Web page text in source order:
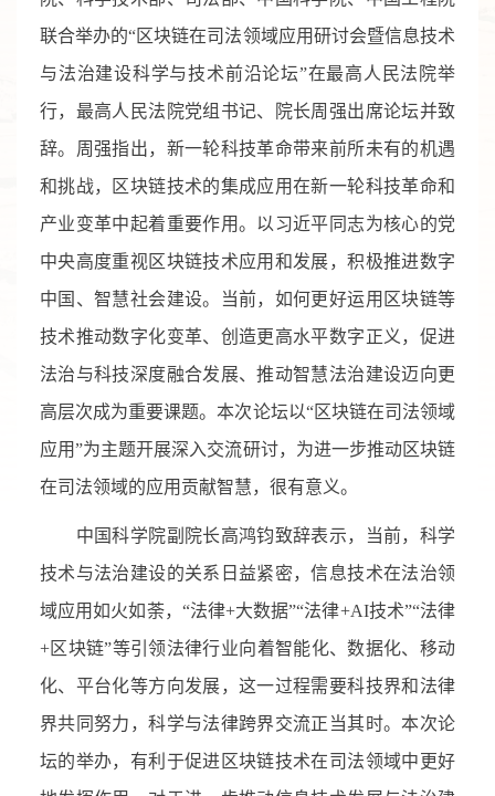
联合举办的“区块链在司法领域应用研讨会暨信息技术
与法治建设科学与技术前沿论坛”在最高人民法院举
行，最高人民法院党组书记、院长周强出席论坛并致
辞。周强指出，新一轮科技革命带来前所未有的机遇
和挑战，区块链技术的集成应用在新一轮科技革命和
产业变革中起着重要作用。以习近平同志为核心的党
中央高度重视区块链技术应用和发展，积极推进数字
中国、智慧社会建设。当前，如何更好运用区块链等
技术推动数字化变革、创造更高水平数字正义，促进
法治与科技深度融合发展、推动智慧法治建设迈向更
高层次成为重要课题。本次论坛以“区块链在司法领域
应用”为主题开展深入交流研讨，为进一步推动区块链
在司法领域的应用贡献智慧，很有意义。
中国科学院副院长高鸿钧致辞表示，当前，科学
技术与法治建设的关系日益紧密，信息技术在法治领
域应用如火如荼，“法律+大数据”“法律+AI技术”“法律
+区块链”等引领法律行业向着智能化、数据化、移动
化、平台化等方向发展，这一过程需要科技界和法律
界共同努力，科学与法律跨界交流正当其时。本次论
坛的举办，有利于促进区块链技术在司法领域中更好